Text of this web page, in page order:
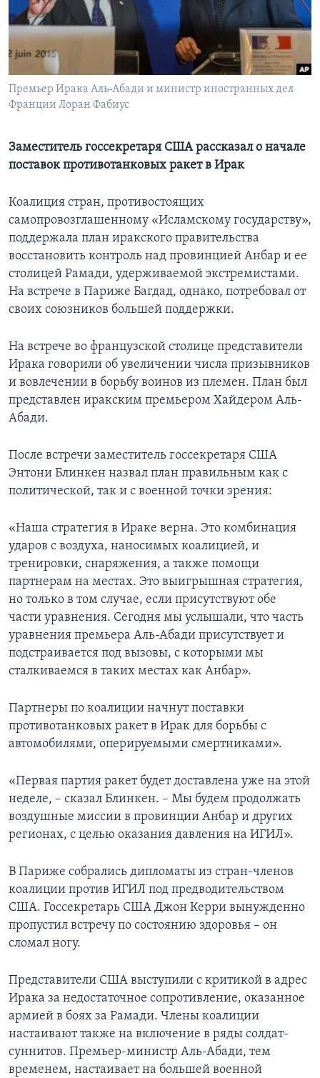
Learning English
СОЦИАЛЬНЫЕ СЕТИ
Премьер Ирака Аль-Абади и министр иностранных дел
Франции Лоран Фабиус
Заместитель госсекретаря США рассказал о начале
поставок противотанковых ракет в Ирак
Коалиция стран, противостоящих
самопровозглашенному «Исламскому государству»,
поддержала план иракского правительства
восстановить контроль над провинцией Анбар и ее
столицей Рамади, удерживаемой экстремистами.
На встрече в Париже Багдад, однако, потребовал от
своих союзников большей поддержки.
На встрече во французской столице представители
Ирака говорили об увеличении числа призывников
и вовлечении в борьбу воинов из племен. План был
представлен иракским премьером Хайдером Аль-
Абади.
После встречи заместитель госсекретаря США
Энтони Блинкен назвал план правильным как с
политической, так и с военной точки зрения:
«Наша стратегия в Ираке верна. Это комбинация
ударов с воздуха, наносимых коалицией, и
тренировки, снаряжения, а также помощи
партнерам на местах. Это выигрышная стратегия,
но только в том случае, если присутствуют обе
части уравнения. Сегодня мы услышали, что часть
уравнения премьера Аль-Абади присутствует и
подстраивается под вызовы, с которыми мы
сталкиваемся в таких местах как Анбар».
Партнеры по коалиции начнут поставки
противотанковых ракет в Ирак для борьбы с
автомобилями, оперируемыми смертниками».
«Первая партия ракет будет доставлена уже на этой
неделе, – сказал Блинкен. – Мы будем продолжать
воздушные миссии в провинции Анбар и других
регионах, с целью оказания давления на ИГИЛ».
В Париже собрались дипломаты из стран-членов
коалиции против ИГИЛ под предводительством
США. Госсекретарь США Джон Керри вынужденно
пропустил встречу по состоянию здоровья – он
сломал ногу.
Представители США выступили с критикой в адрес
Ирака за недостаточное сопротивление, оказанное
армией в боях за Рамади. Члены коалиции
настаивают также на включение в ряды солдат-
суннитов. Премьер-министр Аль-Абади, тем
временем, настаивает на большей военной